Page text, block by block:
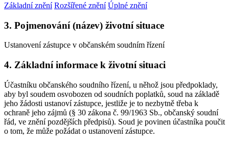
Základní znění Rozšířené znění Úplné znění
3. Pojmenování (název) životní situace
Ustanovení zástupce v občanském soudním řízení
4. Základní informace k životní situaci
Účastníku občanského soudního řízení, u něhož jsou předpoklady,
aby byl soudem osvobozen od soudních poplatků, soud na základě
jeho žádosti ustanoví zástupce, jestliže je to nezbytně třeba k
ochraně jeho zájmů (§ 30 zákona č. 99/1963 Sb., občanský soudní
řád, ve znění pozdějších předpisů). Soud je povinen účastníka poučit
o tom, že může požádat o ustanovení zástupce.